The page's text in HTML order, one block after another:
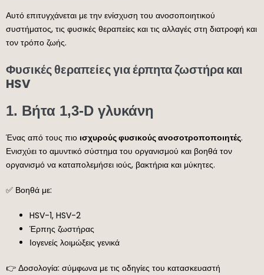
Αυτό επιτυγχάνεται με την ενίσχυση του ανοσοποιητικού
συστήματος, τις φυσικές θεραπείες και τις αλλαγές στη διατροφή και
τον τρόπο ζωής.
Φυσικές θεραπείες για έρπητα ζωστήρα και
HSV
1. Βήτα 1,3-D γλυκάνη
Ένας από τους πιο ισχυρούς φυσικούς ανοσοτροποποιητές.
Ενισχύει το αμυντικό σύστημα του οργανισμού και βοηθά τον
οργανισμό να καταπολεμήσει ιούς, βακτήρια και μύκητες.
✅ Βοηθά με:
HSV-1, HSV-2
Έρπης ζωστήρας
Ιογενείς λοιμώξεις γενικά
👉 Δοσολογία: σύμφωνα με τις οδηγίες του κατασκευαστή